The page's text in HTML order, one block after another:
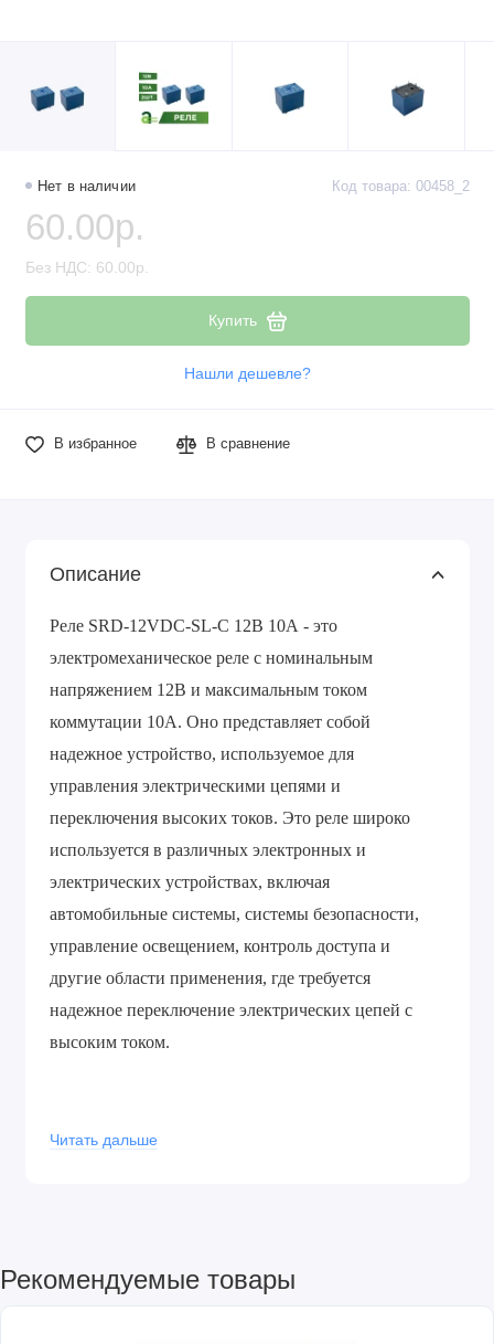
Разъёмы, штекеры и соединители
Резисторы
Стабилизаторы питания
Транзисторы
Нет в наличии Код товара: 00458_2
60.00р.
Без НДС: 60.00р.
Купить
Нашли дешевле?
В избранное В сравнение
Описание
Реле SRD-12VDC-SL-C 12В 10А - это
электромеханическое реле с номинальным
напряжением 12В и максимальным током
коммутации 10А. Оно представляет собой
надежное устройство, используемое для
управления электрическими цепями и
переключения высоких токов. Это реле широко
используется в различных электронных и
электрических устройствах, включая
автомобильные системы, системы безопасности,
управление освещением, контроль доступа и
другие области применения, где требуется
надежное переключение электрических цепей с
высоким током.
Сопротивление контакта: 100 мOм
Читать дальше
Рекомендуемые товары